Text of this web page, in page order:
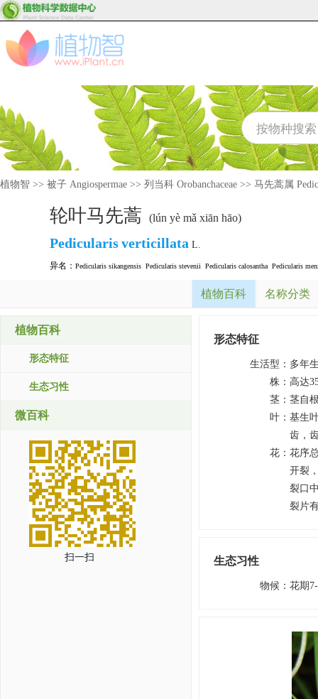
植物智 >> 被子 Angiospermae >> 列当科 Orobanchaceae >> 马先蒿属
轮叶马先蒿 (lún yè mǎ xiān hāo)
Pedicularisverticillata L.
异名： Pedicularis sikangensis Pedicularis stevenii Pedicularis calosantha Pedicularis
植物百科 名称分类
植物百科
形态特征
生态习性
微百科
扫一扫
形态特征
生活型 ： 多年
株 ： 高达
茎 ： 茎自
叶 ： 基生
齿，
花 ： 花序
开裂
裂口
裂片
生态习性
物候 ： 花期